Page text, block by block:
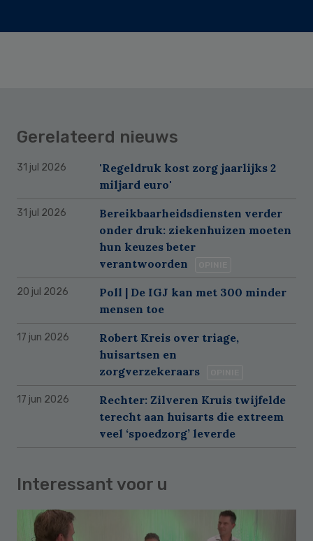
Gerelateerd nieuws
31 jul 2026
'Regeldruk kost zorg jaarlijks 2
miljard euro'
31 jul 2026
Bereikbaarheidsdiensten verder
onder druk: ziekenhuizen moeten
hun keuzes beter
verantwoorden
20 jul 2026
Poll | De IGJ kan met 300 minder
mensen toe
17 jun 2026
Robert Kreis over triage,
huisartsen en
zorgverzekeraars
17 jun 2026
Rechter: Zilveren Kruis twijfelde
terecht aan huisarts die extreem
veel ‘spoedzorg’ leverde
Interessant voor u